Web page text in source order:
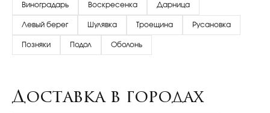
Виноградарь Воскресенка Дарница
Левый берег Шулявка Троещина Русановка
Позняки Подол Оболонь
Доставка в городах